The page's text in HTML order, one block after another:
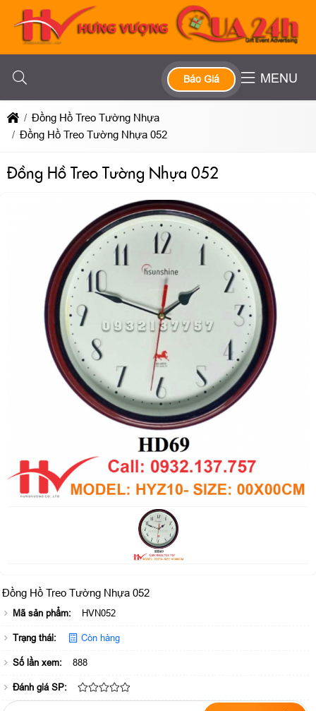
Báo Giá MENU
Đồng Hồ Treo Tường Nhựa
Đồng Hồ Treo Tường Nhựa 052
Đồng Hồ Treo Tường Nhựa 052
Đồng Hồ Treo Tường Nhựa 052
Mã sản phẩm: HVN052
Trạng thái: Còn hàng
Số lần xem: 888
Đánh giá SP: